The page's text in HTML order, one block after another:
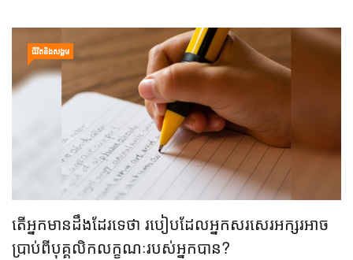
ជីវិតនិងសង្គម
តើ​អ្នក​មាន​ដឹង​ដែរ​ទេថា​ របៀប​ដែល​អ្នក​សរសេរ​អក្សរ​អាច​
ប្រាប់​ពី​បុគ្គលិក​លក្ខណៈ​របស់​អ្នក​បាន?